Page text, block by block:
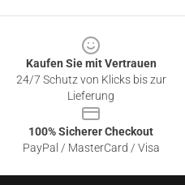
Kaufen Sie mit Vertrauen
24/7 Schutz von Klicks bis zur
Lieferung
100% Sicherer Checkout
PayPal / MasterCard / Visa